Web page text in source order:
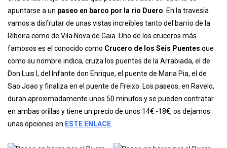
turísticos.
Paseo en barco por el Duero
Una de las mejores cosas qué podemos hacer en Oporto es
apuntarse a unpaseo en barco por la rio Duero. En la travesía
vamos a disfrutar de unas vistas increíbles tanto del barrio de la
Ribeira como de Vila Nova de Gaia. Uno de los cruceros más
famosos es el conocido como Crucero de los Seis Puentesque
como su nombre indica, cruza los puentes de la Arrabiada, el de
Don Luis I, del Infante don Enrique, el puente de Maria Pia, el de